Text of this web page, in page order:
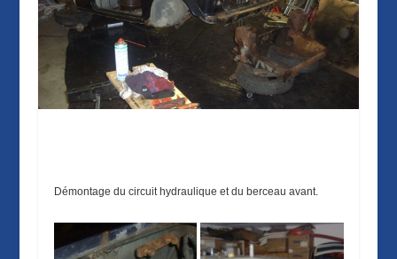
Démontage du circuit hydraulique et du berceau avant.